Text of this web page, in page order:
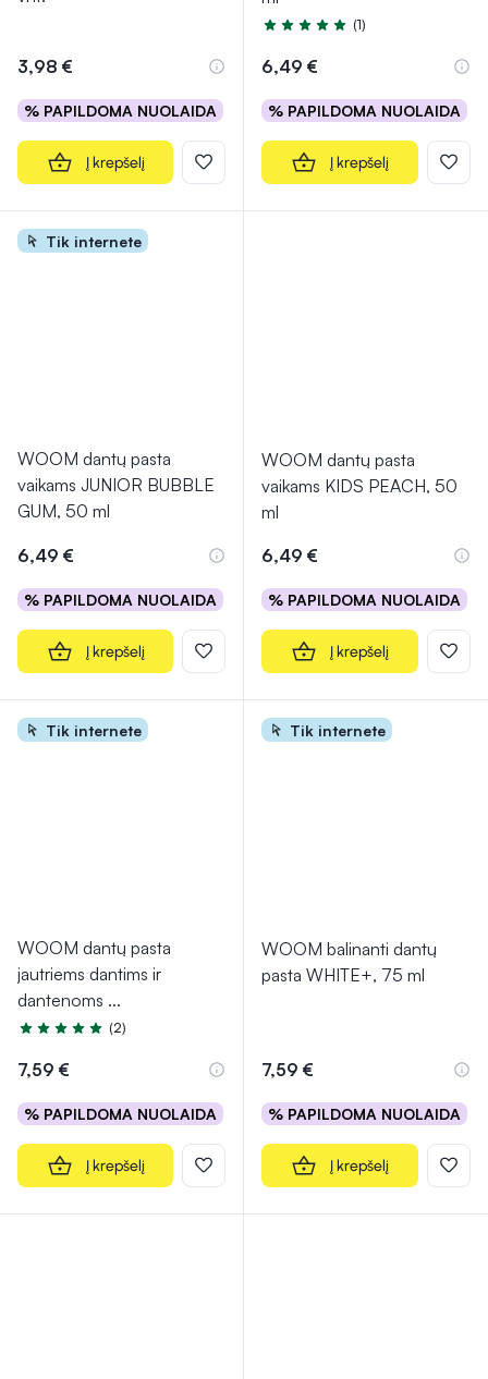
3,98 €
% PAPILDOMA NUOLAIDA
Į krepšelį
Įvertinimas 5.0 iš 5
(1)
6,49 €
% PAPILDOMA NUOLAIDA
Į krepšelį
Tik internete
WOOM dantų pasta
vaikams JUNIOR BUBBLE
GUM, 50 ml
6,49 €
% PAPILDOMA NUOLAIDA
Į krepšelį
WOOM dantų pasta
vaikams KIDS PEACH, 50
ml
6,49 €
% PAPILDOMA NUOLAIDA
Į krepšelį
Tik internete
WOOM dantų pasta
jautriems dantims ir
dantenoms ...
Įvertinimas 5.0 iš 5
(2)
7,59 €
% PAPILDOMA NUOLAIDA
Į krepšelį
Tik internete
WOOM balinanti dantų
pasta WHITE+, 75 ml
7,59 €
% PAPILDOMA NUOLAIDA
Į krepšelį